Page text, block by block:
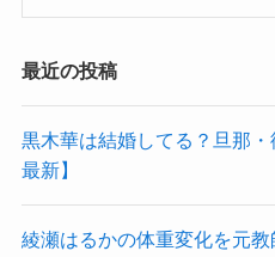
最近の投稿
黒木華は結婚してる？旦那
最新】
綾瀬はるかの体重変化を元